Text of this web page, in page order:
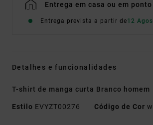
Entrega em casa ou em
Entrega prevista a partir de12
Detalhes e funcionalidades
T-shirt de manga curta Branco homem
Estilo EVYZT00276 Código de Cor